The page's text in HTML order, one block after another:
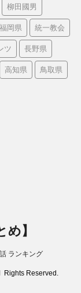
柳田國男
福岡県 統一教会
ツ 長野県
高知県 鳥取県
】
ランキング
Rights Reserved.